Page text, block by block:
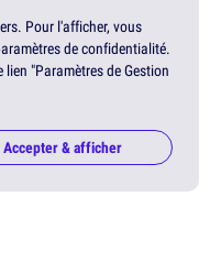
Pour l'afficher, vous
de confidentialité.
"Paramètres de Gestion
Accepter & afficher